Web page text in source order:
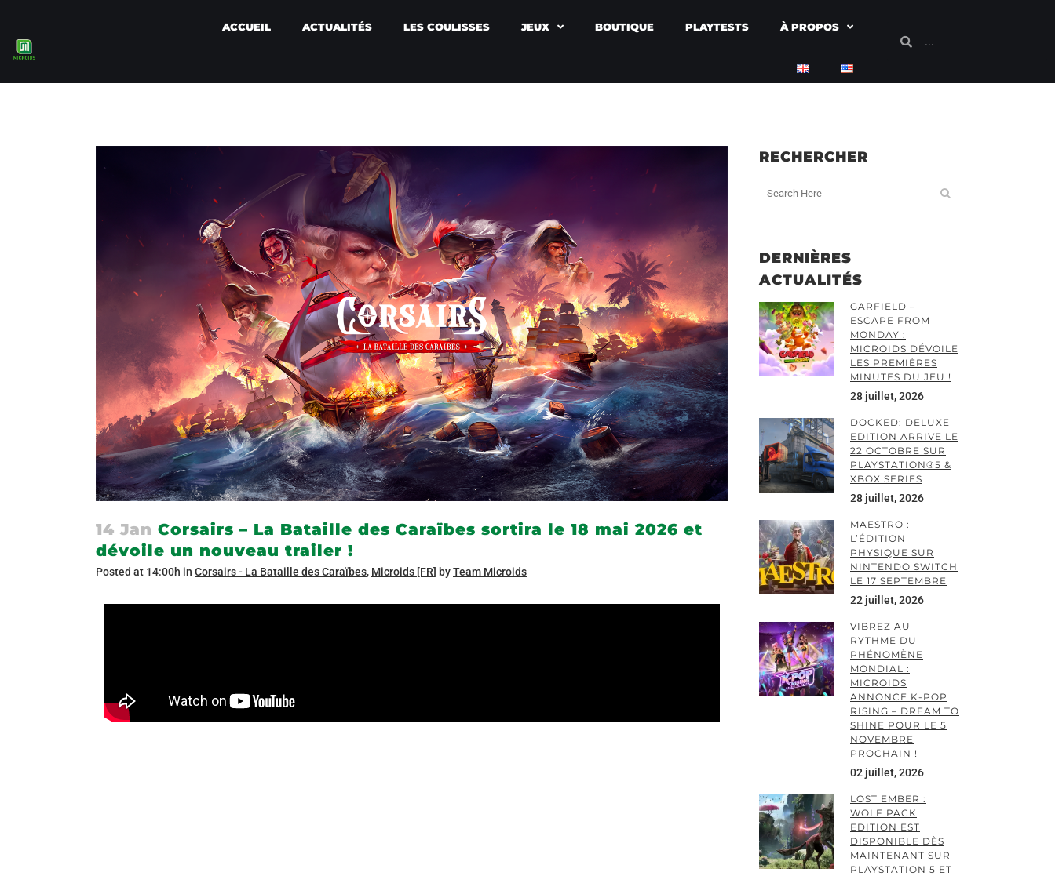
ACCUEIL ACTUALITÉS LES COULISSES JEUX BOUTIQUE PLAYTESTS À PROPOS
14 Jan Corsairs – La Bataille des Caraïbes sortira le 18 mai 2026 et
dévoile un nouveau trailer !
Posted at 14:00h in Corsairs - La Bataille des Caraïbes, Microids [FR] byTeam Microids
RECHERCHER
DERNIÈRES
ACTUALITÉS
GARFIELD –
ESCAPE FROM
MONDAY :
MICROIDS DÉVOILE
LES PREMIÈRES
MINUTES DU JEU !
28 juillet, 2026
DOCKED: DELUXE
EDITION ARRIVE LE
22 OCTOBRE SUR
PLAYSTATION®5 &
XBOX SERIES
28 juillet, 2026
MAESTRO :
L’ÉDITION
PHYSIQUE SUR
NINTENDO SWITCH
LE 17 SEPTEMBRE
22 juillet, 2026
VIBREZ AU
RYTHME DU
PHÉNOMÈNE
MONDIAL :
MICROIDS
ANNONCE K-POP
RISING – DREAM TO
SHINE POUR LE 5
NOVEMBRE
PROCHAIN !
02 juillet, 2026
LOST EMBER :
WOLF PACK
EDITION EST
DISPONIBLE DÈS
MAINTENANT SUR
PLAYSTATION 5 ET